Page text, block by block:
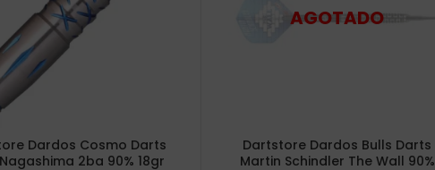
Dardos Cosmo Darts
2ba 90% 18gr
Dartstore Dardos Bulls Darts
Martin Schindler The Wall 90%